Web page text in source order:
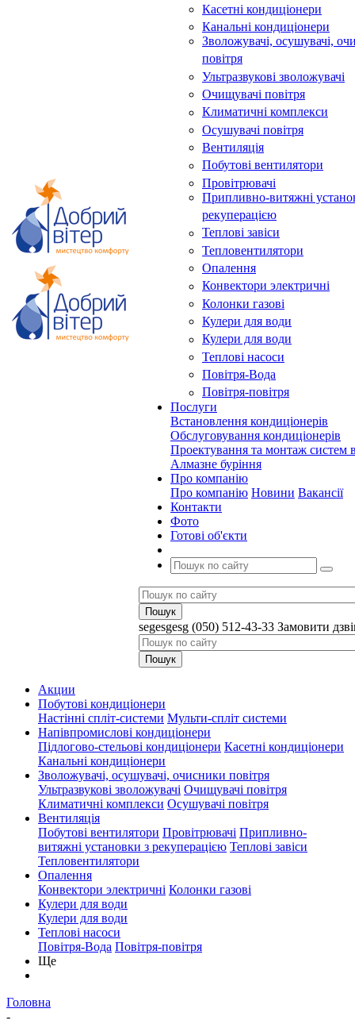
Касетні кондиціонери
Канальні кондиціонери
Зволожувачі, осушувачі,
повітря
Ультразвукові зволожувачі
Очищувачі повітря
Климатичні комплекси
Осушувачі повітря
Вентиляція
Побутові вентилятори
Провітрювачі
Припливно-витяжні
рекуперацією
Теплові завіси
Тепловентилятори
Опалення
Конвектори электричні
Колонки газові
Кулери для води
Кулери для води
Теплові насоси
Повітря-Вода
Повітря-повітря
Послуги
Встановлення кондиціонерів
Обслуговування кондиціонерів
Проектування та монтаж систем
Алмазне буріння
Про компанію
Про компанію Новини Вакансії
Контакти
Фото
Готові об'єкти
segesgesg (050) 512-43-33 Замовити
Акции
Побутові кондиціонери
Настінні спліт-системи Мульти-спліт системи
Напівпромислові кондиціонери
Підлогово-стельові кондиціонери Касетні кондиціонери
Канальні кондиціонери
Зволожувачі, осушувачі, очисники повітря
Ультразвукові зволожувачі Очищувачі повітря
Климатичні комплекси Осушувачі повітря
Вентиляція
Побутові вентилятори Провітрювачі Припливно-
витяжні установки з рекуперацією Теплові завіси
Тепловентилятори
Опалення
Конвектори электричні Колонки газові
Кулери для води
Кулери для води
Теплові насоси
Повітря-Вода Повітря-повітря
Ще
Головна
-